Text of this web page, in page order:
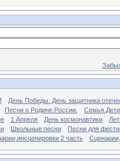
День Победы. День защитника
Песни о Родине.России.
1 Апреля День космонавтики
Школьные песни
Песни для
2 часть